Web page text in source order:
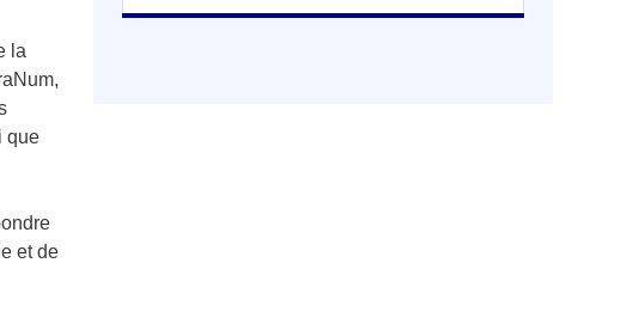
la
que
et de